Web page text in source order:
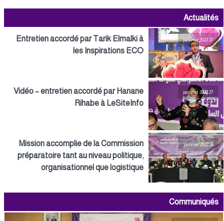
Actualités
27 janvier 2022
Entretien accordé par Tarik Elmalki à
les Inspirations ECO
27 janvier 2022
Vidéo – entretien accordé par Hanane
Rihabe à LeSiteInfo
26 janvier 2022
Mission accomplie de la Commission
préparatoire tant au niveau politique,
organisationnel que logistique
Communiqués